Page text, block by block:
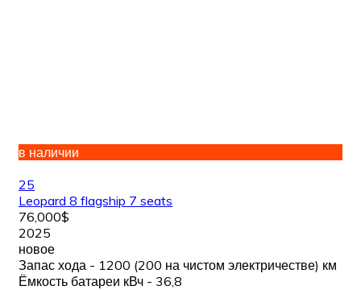
в наличии
25
Leopard 8 flagship 7 seats
76,000$
2025
новое
Запас хода - 1200 (200 на чистом электричестве) км
Ёмкость батареи кВч - 36,8